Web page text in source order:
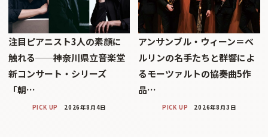
注目ピアニスト3人の素顔に
触れる──神奈川県立音楽堂
新コンサート・シリーズ
「朝…
PICK UP 2026年8月4日
アンサンブル・ウィーン＝ベ
ルリンの名手たちと群響によ
るモーツァルトの協奏曲5作
品…
PICK UP 2026年8月3日